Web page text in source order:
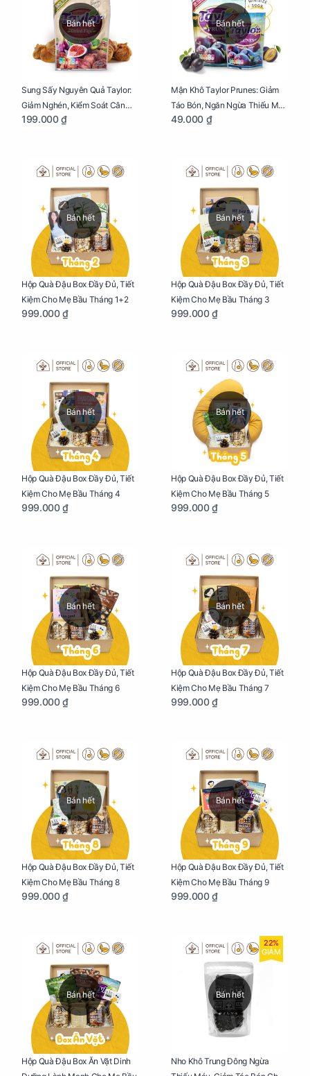
Bán hết
Sung Sấy Nguyên Quả Taylor:
Giảm Nghén, Kiểm Soát Cân
Nặng Cho Mẹ Bầu Túi 190g
199.000 ₫
Bán hết
Mận Khô Taylor Prunes: Giảm
Táo Bón, Ngăn Ngừa Thiếu Máu
Cho Mẹ Bầu Túi 50g
49.000 ₫
Bán hết
Hộp Quà Đậu Box Đầy Đủ, Tiết
Kiệm Cho Mẹ Bầu Tháng 1+2
999.000 ₫
Bán hết
Hộp Quà Đậu Box Đầy Đủ, Tiết
Kiệm Cho Mẹ Bầu Tháng 3
999.000 ₫
Bán hết
Hộp Quà Đậu Box Đầy Đủ, Tiết
Kiệm Cho Mẹ Bầu Tháng 4
999.000 ₫
Bán hết
Hộp Quà Đậu Box Đầy Đủ, Tiết
Kiệm Cho Mẹ Bầu Tháng 5
999.000 ₫
Bán hết
Hộp Quà Đậu Box Đầy Đủ, Tiết
Kiệm Cho Mẹ Bầu Tháng 6
999.000 ₫
Bán hết
Hộp Quà Đậu Box Đầy Đủ, Tiết
Kiệm Cho Mẹ Bầu Tháng 7
999.000 ₫
Bán hết
Hộp Quà Đậu Box Đầy Đủ, Tiết
Kiệm Cho Mẹ Bầu Tháng 8
999.000 ₫
Bán hết
Hộp Quà Đậu Box Đầy Đủ, Tiết
Kiệm Cho Mẹ Bầu Tháng 9
999.000 ₫
Bán hết
Hộp Quà Đậu Box Ăn Vặt Dinh
Bán hết
22%
GIẢM
Nho Khô Trung Đông Ngừa